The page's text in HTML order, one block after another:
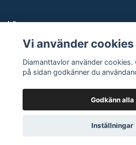
Läs mer
© 2026
Vi använder cookies
Diamanttavlor använder
på sidan godkänner du
Godkänn alla
Inställningar